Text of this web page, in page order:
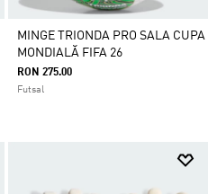
MINGE TRIONDA PRO SALA CUPA
MONDIALĂ FIFA 26
RON 275.00
Futsal